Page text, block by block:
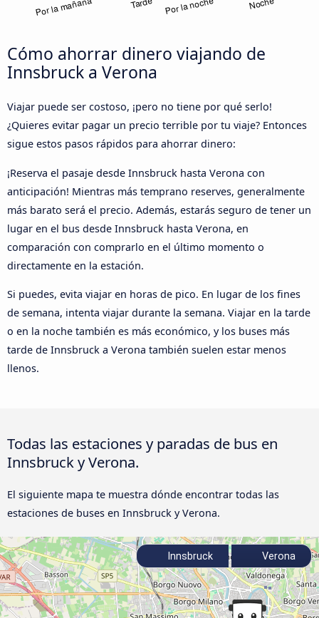
Cómo ahorrar dinero viajando de
Innsbruck a Verona
Viajar puede ser costoso, ¡pero no tiene por qué serlo!
¿Quieres evitar pagar un precio terrible por tu viaje? Entonces
sigue estos pasos rápidos para ahorrar dinero:
¡Reserva el pasaje desde Innsbruck hasta Verona con
anticipación! Mientras más temprano reserves, generalmente
más barato será el precio. Además, estarás seguro de tener un
lugar en el bus desde Innsbruck hasta Verona, en
comparación con comprarlo en el último momento o
directamente en la estación.
Si puedes, evita viajar en horas de pico. En lugar de los fines
de semana, intenta viajar durante la semana. Viajar en la tarde
o en la noche también es más económico, y los buses más
tarde de Innsbruck a Verona también suelen estar menos
llenos.
Todas las estaciones y paradas de bus en
Innsbruck y Verona.
El siguiente mapa te muestra dónde encontrar todas las
estaciones de buses en Innsbruck y Verona.
Innsbruck Verona